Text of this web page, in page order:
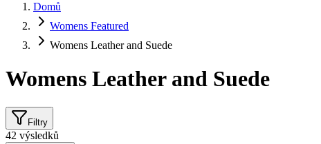
Domů
Womens Featured
Womens Leather and Suede
Womens Leather and Suede
Filtry
42 výsledků